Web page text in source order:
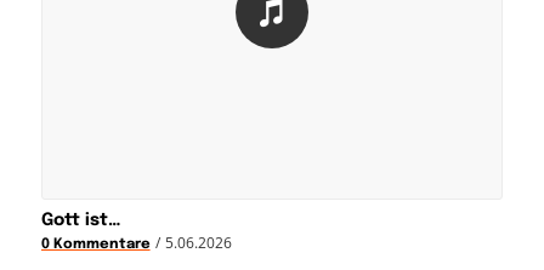
Gott ist…
0 Kommentare / 5.06.2026